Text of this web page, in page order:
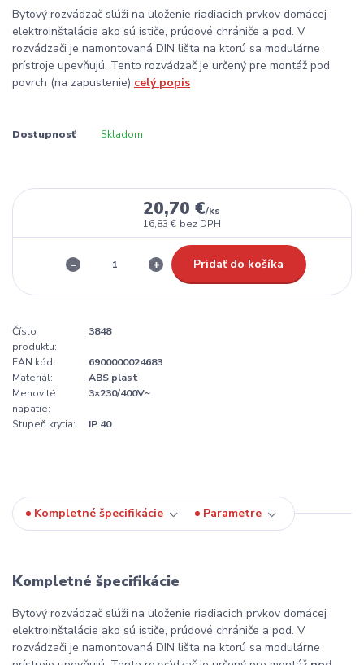
Bytový rozvádzač slúži na uloženie riadiacich prvkov domácej
elektroinštalácie ako sú ističe, prúdové chrániče a pod. V
rozvádzači je namontovaná DIN lišta na ktorú sa modulárne
prístroje upevňujú. Tento rozvádzač je určený pre montáž pod
povrch (na zapustenie) celý popis
Dostupnosť Skladom
20,70 €/ks
16,83 € bez DPH
Pridať do košíka
Číslo
produktu:
3848
EAN kód:
6900000024683
Materiál:
ABS plast
Menovité
napätie:
3×230/400V~
Stupeň krytia: IP 40
Kompletné špecifikácie Parametre
Kompletné špecifikácie
Bytový rozvádzač slúži na uloženie riadiacich prvkov domácej
elektroinštalácie ako sú ističe, prúdové chrániče a pod. V
rozvádzači je namontovaná DIN lišta na ktorú sa modulárne